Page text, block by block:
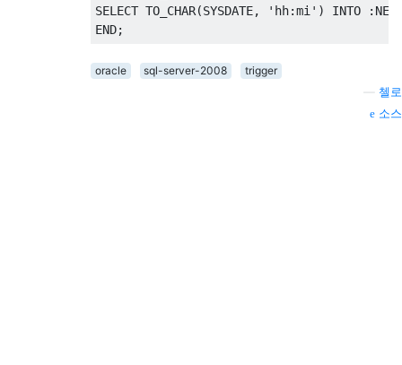
SELECT TO_CHAR(SYSDATE, 'hh:mi' ) INTO : NEW
END;
oracle sql-server-2008
trigger
첼로
소스